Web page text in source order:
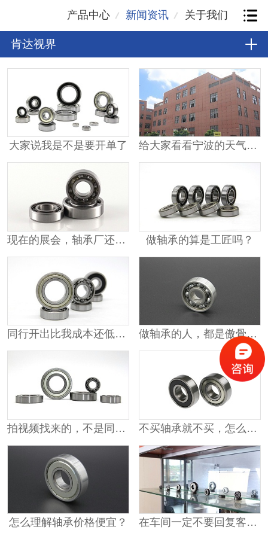
产品中心 新闻资讯 关于我们
肯达视界
大家说我是不是要开单了 给大家看看宁波的天气有多热？
现在的展会，轴承厂还要参展吗？ 做轴承的算是工匠吗？
同行开出比我成本还低的价格 做轴承的人，都是傲骨铮铮
拍视频找来的，不是同行就是供应商 不买轴承就不买，怎么能打人呢？
怎么理解轴承价格便宜？ 在车间一定不要回复客户的消息